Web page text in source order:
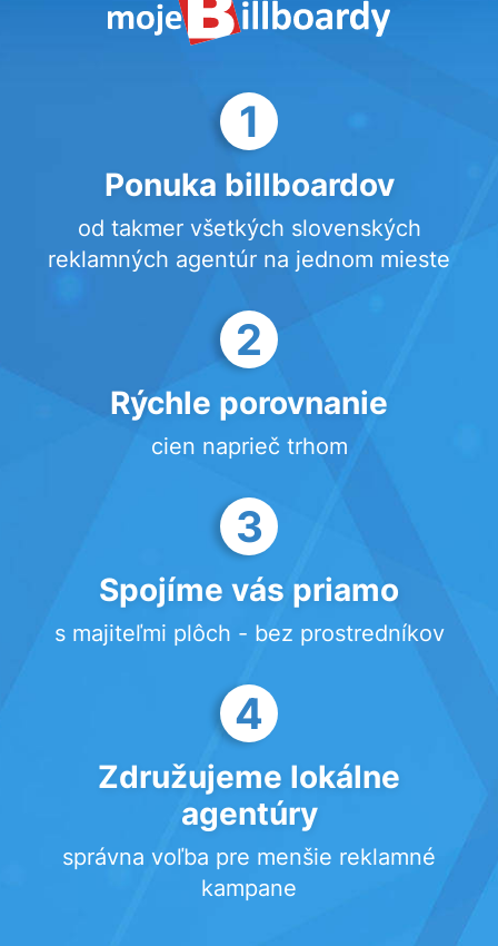
1
Ponuka billboardov
od takmer všetkých slovenských
reklamných agentúr na jednom mieste
2
Rýchle porovnanie
cien naprieč trhom
3
Spojíme vás priamo
s majiteľmi plôch - bez prostredníkov
4
Združujeme lokálne
agentúry
správna voľba pre menšie reklamné
kampane